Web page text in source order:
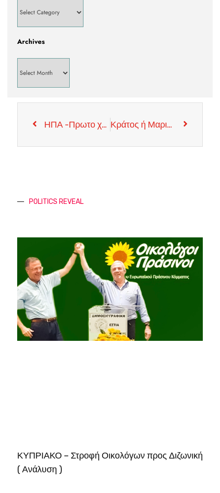
Archives
ΗΠΑ -Πρωτο χτυπημα κατά ΙΣΙΣ Κράτος ή Μαριονέτα
POLITICS REVEAL
ΚΥΠΡΙΑΚΟ – Στροφή Οικολόγων προς Διζωνική
( Ανάλυση )